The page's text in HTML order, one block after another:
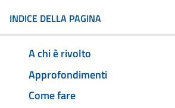
INDICE DELLA PAGINA
A chi è rivolto
Approfondimenti
Come fare